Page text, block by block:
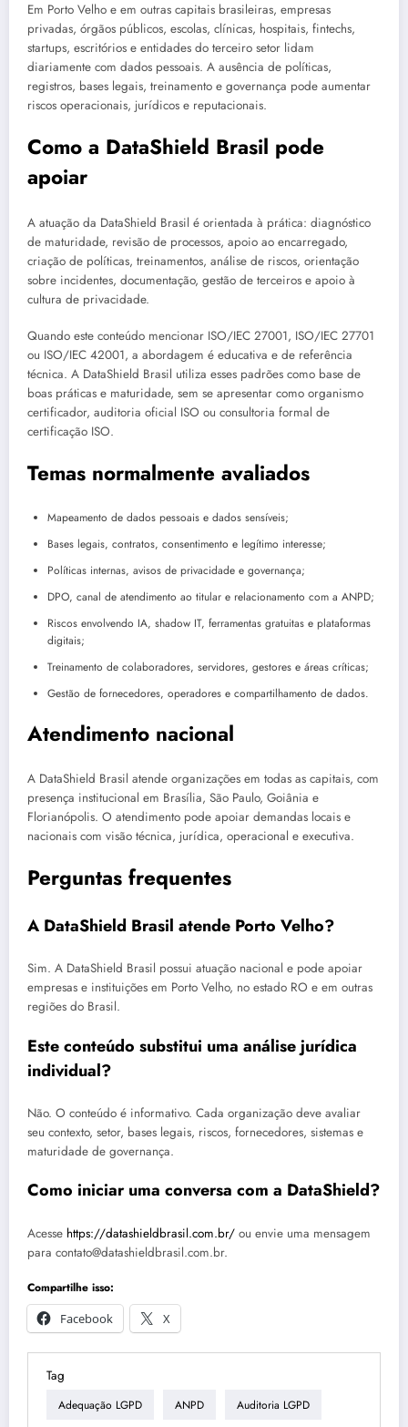
Em Porto Velho e em outras capitais brasileiras, empresas
privadas, órgãos públicos, escolas, clínicas, hospitais, fintechs,
startups, escritórios e entidades do terceiro setor lidam
diariamente com dados pessoais. A ausência de políticas,
registros, bases legais, treinamento e governança pode aumentar
riscos operacionais, jurídicos e reputacionais.
Como a DataShield Brasil pode
apoiar
A atuação da DataShield Brasil é orientada à prática: diagnóstico
de maturidade, revisão de processos, apoio ao encarregado,
criação de políticas, treinamentos, análise de riscos, orientação
sobre incidentes, documentação, gestão de terceiros e apoio à
cultura de privacidade.
Quando este conteúdo mencionar ISO/IEC 27001, ISO/IEC 27701
ou ISO/IEC 42001, a abordagem é educativa e de referência
técnica. A DataShield Brasil utiliza esses padrões como base de
boas práticas e maturidade, sem se apresentar como organismo
certificador, auditoria oficial ISO ou consultoria formal de
certificação ISO.
Temas normalmente avaliados
Mapeamento de dados pessoais e dados sensíveis;
Bases legais, contratos, consentimento e legítimo interesse;
Políticas internas, avisos de privacidade e governança;
DPO, canal de atendimento ao titular e relacionamento com a ANPD;
Riscos envolvendo IA, shadow IT, ferramentas gratuitas e plataformas
digitais;
Treinamento de colaboradores, servidores, gestores e áreas críticas;
Gestão de fornecedores, operadores e compartilhamento de dados.
Atendimento nacional
A DataShield Brasil atende organizações em todas as capitais, com
presença institucional em Brasília, São Paulo, Goiânia e
Florianópolis. O atendimento pode apoiar demandas locais e
nacionais com visão técnica, jurídica, operacional e executiva.
Perguntas frequentes
A DataShield Brasil atende Porto Velho?
Sim. A DataShield Brasil possui atuação nacional e pode apoiar
empresas e instituições em Porto Velho, no estado RO e em outras
regiões do Brasil.
Este conteúdo substitui uma análise jurídica
individual?
Não. O conteúdo é informativo. Cada organização deve avaliar
seu contexto, setor, bases legais, riscos, fornecedores, sistemas e
maturidade de governança.
Como iniciar uma conversa com a DataShield?
Acesse https://datashieldbrasil.com.br/ ou envie uma mensagem
para contato@datashieldbrasil.com.br.
Compartilhe isso:
Facebook
X
Tag
Adequação LGPD ANPD Auditoria LGPD